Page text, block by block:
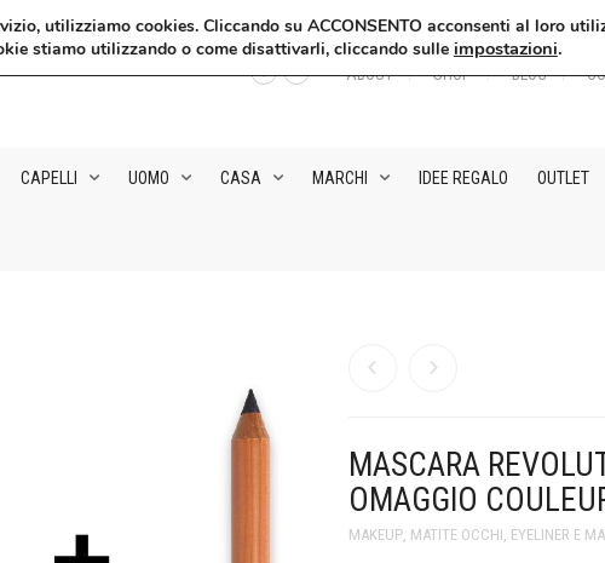
ABOUT SHOP BLOG
CAPELLI UOMO CASA MARCHI IDEE REGALO OUTLET
MASCARA
OMAGGIO
MAKEUP MATITE OCCHI, EYELINER E
utilizziamo cookies. Cliccando su ACCONSENTO acconsenti al loro
stiamo utilizzando o come disattivarli, cliccando sulle impostazioni.